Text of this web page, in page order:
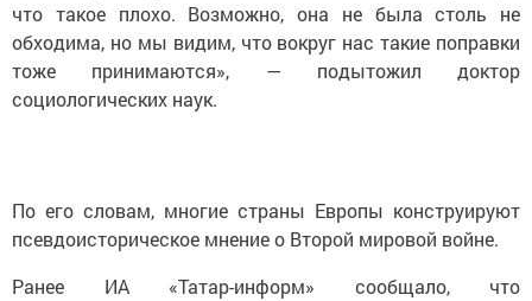
что такое плoхо. Возможно, она не была столь не
обходима, но мы видим, что вокруг нас такие поправки
тоже принимаются», — подытожил доктор
социологических наук.
По его словам, многие страны Европы конструируют
пcевдоистopическое мнение о Второй мировой войне.
Ранее ИА «Татар-информ» сообщало, что